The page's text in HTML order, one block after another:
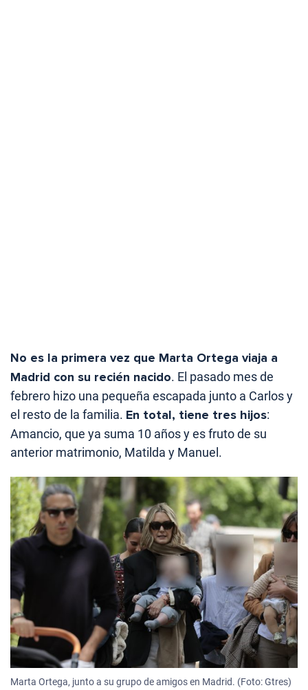
No es la primera vez que Marta Ortega viaja a
Madrid con su recién nacido. El pasado mes de
febrero hizo una pequeña escapada junto a Carlos y
el resto de la familia. En total, tiene tres hijos:
Amancio, que ya suma 10 años y es fruto de su
anterior matrimonio, Matilda y Manuel.
Marta Ortega, junto a su grupo de amigos en Madrid. (Foto: Gtres)